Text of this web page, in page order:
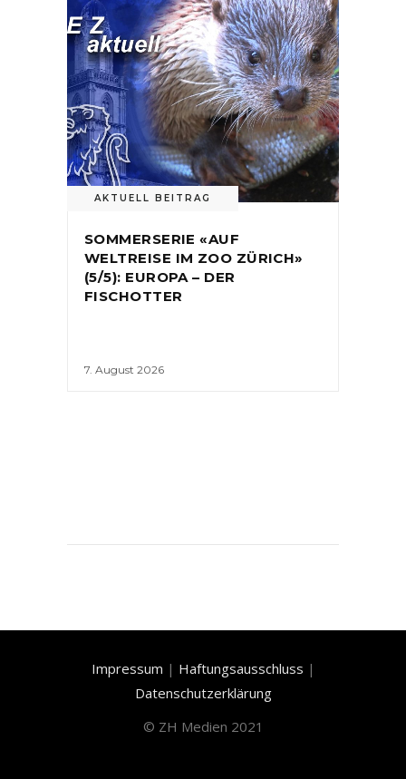
AKTUELL BEITRAG
SOMMERSERIE «AUF
WELTREISE IM ZOO ZÜRICH»
(5/5): EUROPA – DER
FISCHOTTER
7. August 2026
Impressum | Haftungsausschluss |
Datenschutzerklärung
© ZH Medien 2021